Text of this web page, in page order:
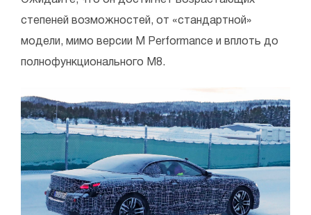
степеней возможностей, от «стандартной»
модели, мимо версии M Performance и вплоть до
полнофункционального M8.